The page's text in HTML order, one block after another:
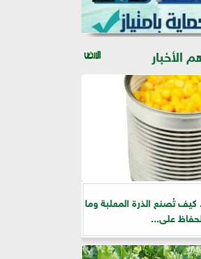
الأخبار
تُصنع الذرة المعلبة وما
على...